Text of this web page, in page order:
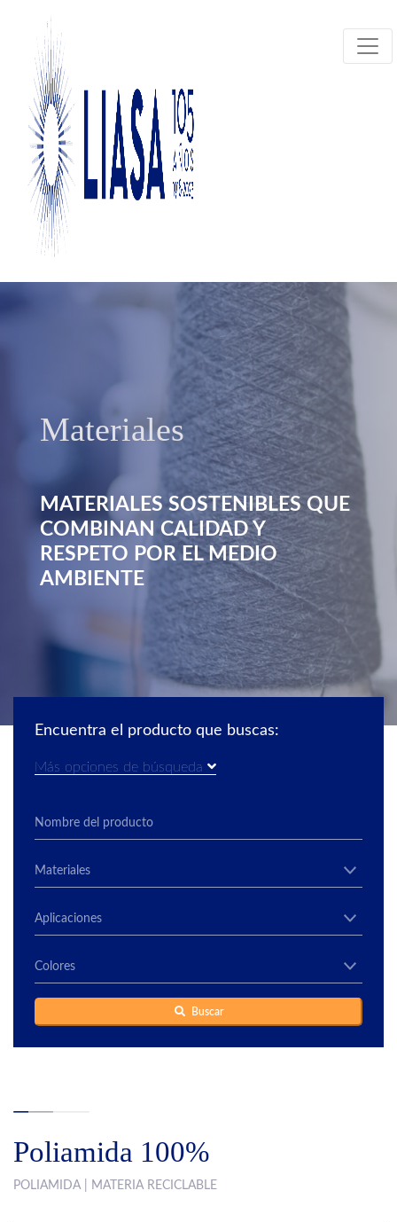
Materiales
MATERIALES SOSTENIBLES QUE
COMBINAN CALIDAD Y
RESPETO POR EL MEDIO
AMBIENTE
Encuentra el producto que buscas:
Más opciones de búsqueda
Buscar
Poliamida 100%
POLIAMIDA | MATERIA RECICLABLE